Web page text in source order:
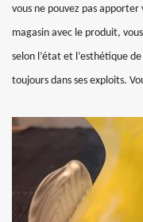
vous ne pouvez pas apporter
magasin avec le produit,
selon l’état et l’esthétique
toujours dans ses exploits.